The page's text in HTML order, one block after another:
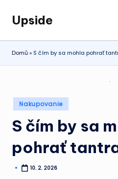
Skip
content
Upside
Čaká
vás
dlhá
koniec
republiky?
V tom
prípade
si
nezabudnite
naklikať
Domů» S čím by sa mohla pohrať
Posted
in
Nakupovanie
S čím by sa
pohrať
Posted 10. 2. 2026